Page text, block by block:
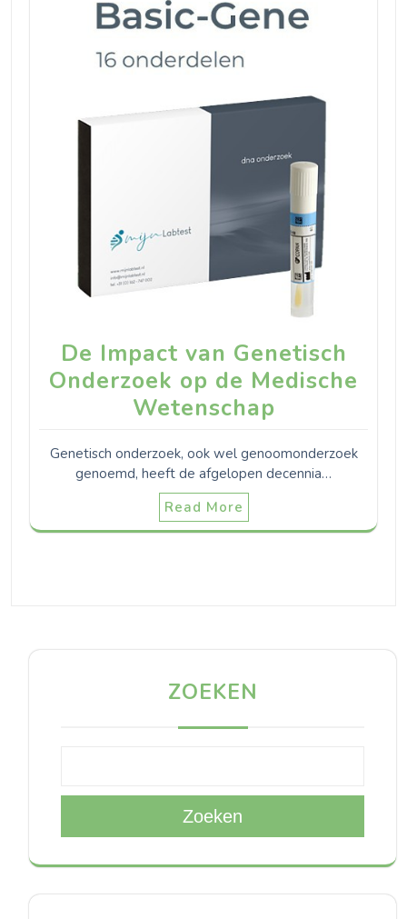
De Impact van Genetisch
Onderzoek op de Medische
Wetenschap
Genetisch onderzoek, ook wel genoomonderzoek
genoemd, heeft de afgelopen decennia…
Read More
ZOEKEN
Zoeken